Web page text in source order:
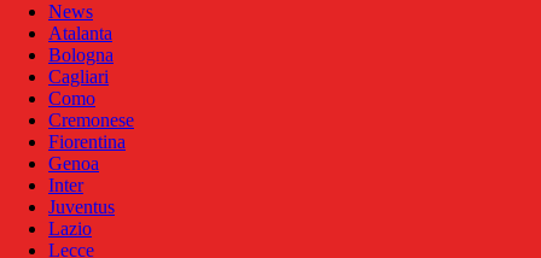
News
Atalanta
Bologna
Cagliari
Como
Cremonese
Fiorentina
Genoa
Inter
Juventus
Lazio
Lecce